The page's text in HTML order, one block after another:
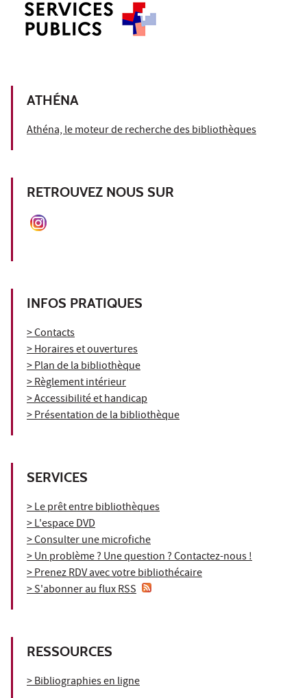
ATHÉNA
Athéna, le moteur de recherche des bibliothèques
RETROUVEZ NOUS SUR
INFOS PRATIQUES
> Contacts
> Horaires et ouvertures
> Plan de la bibliothèque
> Règlement intérieur
> Accessibilité et handicap
> Présentation de la bibliothèque
SERVICES
> Le prêt entre bibliothèques
> L'espace DVD
> Consulter une microfiche
> Un problème ? Une question ? Contactez-nous !
> Prenez RDV avec votre bibliothécaire
> S'abonner au flux RSS
RESSOURCES
> Bibliographies en ligne